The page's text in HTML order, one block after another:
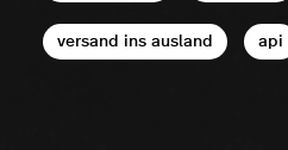
versand ins ausland api